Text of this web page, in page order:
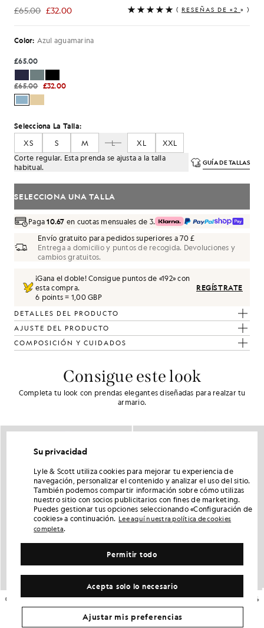
£65.00 £32.00
£32.00 ( RESEÑAS DE «2 » )
Color: Azul aguamarina
£65.00
£65.00 £32.00
Selecciona La Talla:
XS
S M L XL
XXL
Corte regular. Esta prenda se ajusta a la talla
habitual.
GUÍA DE TALLAS
SELECCIONA UNA TALLA
Paga10.67 en cuotas mensuales de 3.
Envío gratuito para pedidos superiores a 70 £
Entrega a domicilio y puntos de recogida. Devoluciones y
cambios gratuitos.
¡Gana el doble! Consigue puntos de «192» con
esta compra.
6 points = 1,00 GBP
REGÍSTRATE
DETALLES DEL PRODUCTO
AJUSTE DEL PRODUCTO
COMPOSICIÓN Y CUIDADOS
Consigue este look
Completa tu look con prendas elegantes diseñadas para realzar tu
armario.
Capa intermedia con cremallera de 1/4 de largo
GOLF
Jersey deportivo con cremallera de 1/4
GOLF
Su privacidad
Lyle & Scott utiliza cookies para mejorar tu experiencia de
navegación, personalizar el contenido y analizar el uso del sitio.
También podemos compartir información sobre cómo utilizas
nuestro sitio con socios publicitarios con fines de marketing.
Puedes gestionar tus opciones seleccionando «Configuración de
cookies» a continuación. Lee aquí nuestra política de cookies
completa.
Acepta solo lo necesario
Permitir todo
Ajustar mis preferencias